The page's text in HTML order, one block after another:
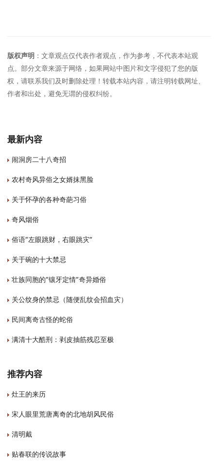
版权声明 ：文章观点仅代表作者观点，作为参考，不代表本站观
点。部分文章来源于网络，如果网站中图片和文字侵犯了您的版
权，请联系我们及时删除处理！转载本站内容，请注明转载网址、
作者和出处，避免无谓的侵权纠纷。
最新内容
闹洞房二十八奇招
农村奇风异俗之女婿抹黑脸
关于怀孕的各种奇葩习俗
奇风烟俗
俗语“左眼跳财，右眼跳灾”
关于碗的十大禁忌
壮族同胞的“镶牙定情”奇异婚俗
关公纹身的禁忌（随便乱纹会招血灾）
民间离奇古怪的蛇俗
满清十大酷刑：剥皮抽筋残忍至极
推荐内容
灶王的来历
宋人眼里荒唐离奇的北地胡风民俗
清明戴
贴春联的传说故事